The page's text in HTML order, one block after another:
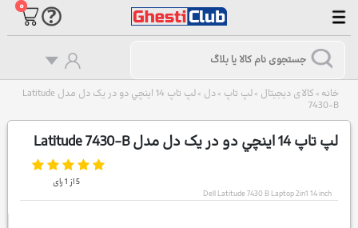
۰
خانه > کالای دیجیتال > لپ تاپ > دل >
لپ تاپ 14 اينچي دو در یک دل مدل Latitude
7430-B
لپ تاپ 14 اينچي دو در یک دل مدل Latitude 7430-B
5از 1رای
Dell Latitude 7430 B Laptop 2in1 14 inch